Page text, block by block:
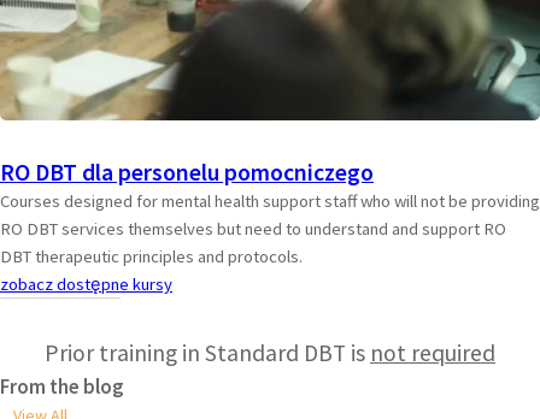
RO DBT dla personelu pomocniczego
Courses designed for mental health support staff who will not be providing
RO DBT services themselves but need to understand and support RO
DBT therapeutic principles and protocols.
zobacz dostępne kursy
Prior training in Standard DBT is not required
From the blog